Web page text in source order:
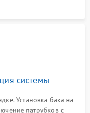
системы
Установка бака на
патрубков с